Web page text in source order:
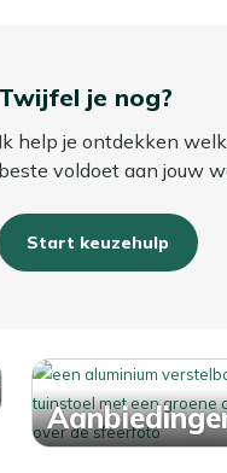
Twijfel je nog?
Ik help je ontdekken
beste voldoet aan jouw
Start keuzehulp